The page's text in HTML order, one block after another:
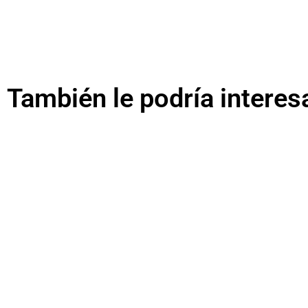
También le podría